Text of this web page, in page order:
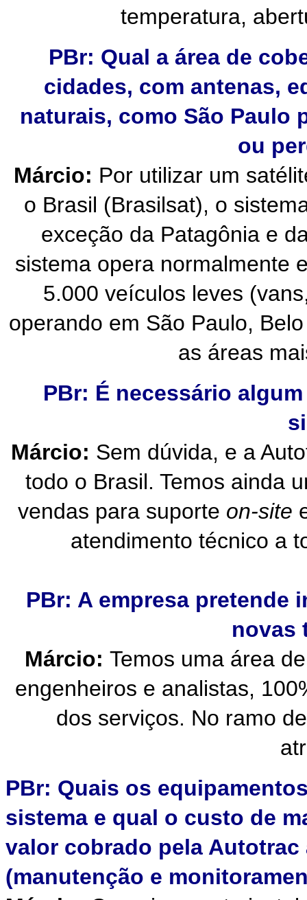
temperatura,
PBr: Qual a área de
cidades, com antenas,
naturais, como São Paulo
ou
Márcio: Por utilizar um
o Brasil (Brasilsat), o
exceção da Patagônia e
sistema opera normalmente
5.000 veículos leves
operando em São Paulo,
as áreas
PBr: É necessário
Márcio: Sem dúvida, e a
todo o Brasil. Temos ainda
vendas para suporte on-site
atendimento técnico a
PBr: A empresa pretende
novas
Márcio: Temos uma área
engenheiros e analistas,
dos serviços. No ramo
PBr: Quais os
sistema e qual o custo de
valor cobrado pela
(manutenção e